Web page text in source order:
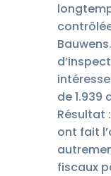
de 1.939
Résultat
ont fait
fiscaux